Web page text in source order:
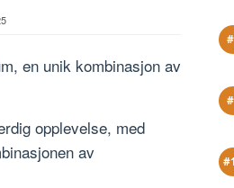
en unik kombinasjon av
opplevelse, med
av